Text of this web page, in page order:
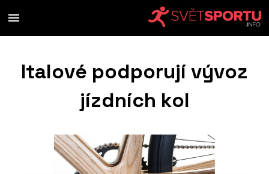
Italové podporují vývoz
jízdních kol